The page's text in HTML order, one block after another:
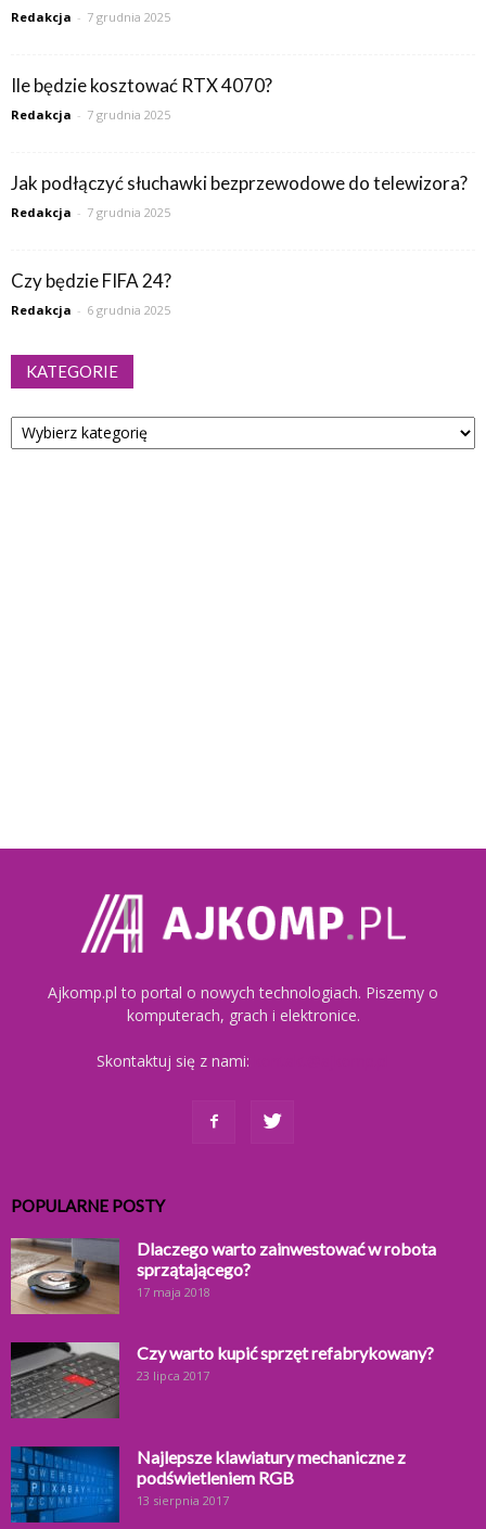
Redakcja - 7 grudnia 2025
Ile będzie kosztować RTX 4070?
Redakcja - 7 grudnia 2025
Jak podłączyć słuchawki bezprzewodowe do telewizora?
Redakcja - 7 grudnia 2025
Czy będzie FIFA 24?
Redakcja - 6 grudnia 2025
KATEGORIE
Kategorie
Ajkomp.pl to portal o nowych technologiach. Piszemy o
komputerach, grach i elektronice.
Skontaktuj się z nami:
POPULARNE POSTY
Dlaczego warto zainwestować w robota
sprzątającego?
17 maja 2018
Czy warto kupić sprzęt refabrykowany?
23 lipca 2017
Najlepsze klawiatury mechaniczne z
podświetleniem RGB
13 sierpnia 2017